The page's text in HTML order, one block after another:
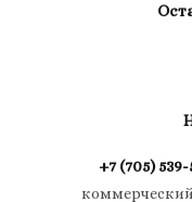
+7 (705) 539-